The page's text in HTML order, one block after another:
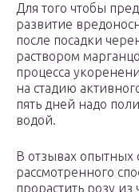
Для того чтобы
развитие
после посадки
раствором
процесса
на стадию
пять дней надо
водой.
В отзывах опытных
рассмотренного
прорастить розу из